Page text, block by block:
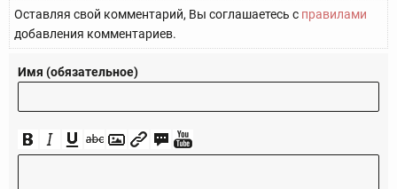
Оставляя свой комментарий, Вы соглашаетесь с правилами
добавления комментариев.
Имя (обязательное)